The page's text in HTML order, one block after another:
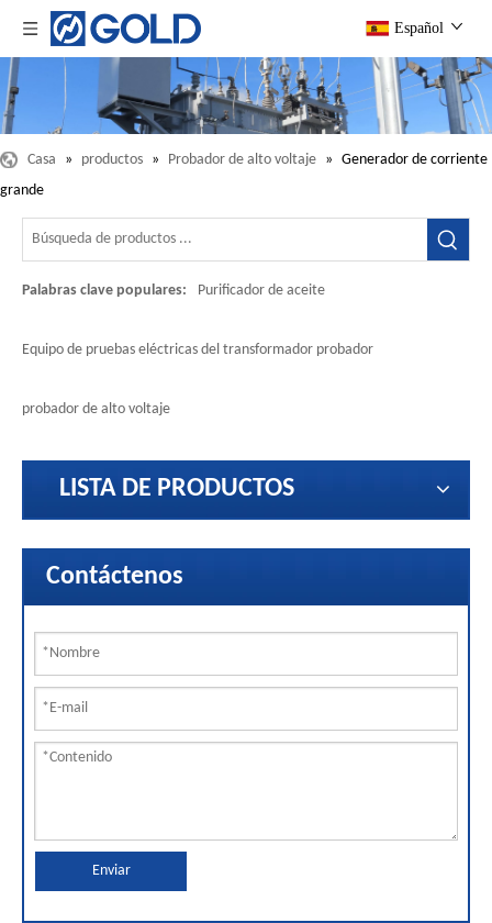
Español
Casa » productos » Probador de alto voltaje » Generador de corriente
grande
Palabras clave populares: Purificador de aceite
Equipo de pruebas eléctricas del transformador probador
probador de alto voltaje
LISTA DE PRODUCTOS
Contáctenos
Enviar